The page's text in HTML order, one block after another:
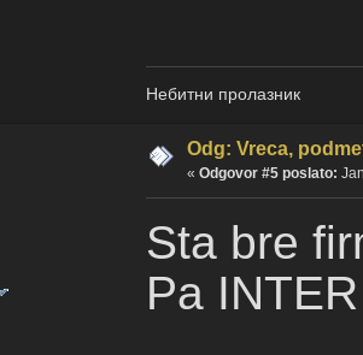
Небитни пролазник
Odg: Vreca,
« Odgovor #5 poslato:
Sta bre
Pa